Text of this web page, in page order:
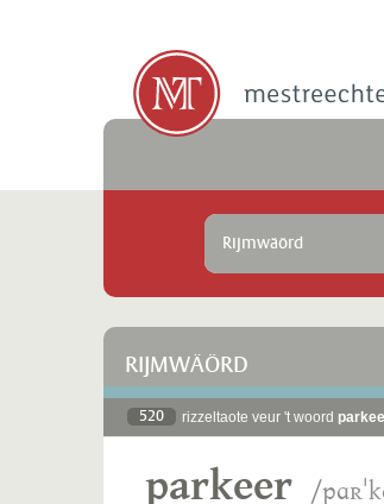
Rijmwäörd
RIJMWÄÖRD
520 rizzeltaote veur 't woord
parkeer /